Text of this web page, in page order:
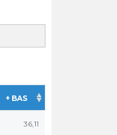
+ BAS
36,11